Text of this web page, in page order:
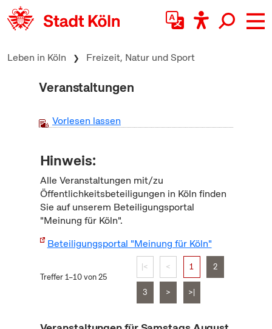
zum Inhalt springen
Leben in Köln Freizeit, Natur und Sport
Veranstaltungen
Vorlesen lassen
Hinweis:
Alle Veranstaltungen mit/zu
Öffentlichkeitsbeteiligungen in Köln finden
Sie auf unserem Beteiligungsportal
"Meinung für Köln".
Beteiligungsportal "Meinung für Köln"
Treffer 1–10 von 25
|< < 1 2
3 > >|